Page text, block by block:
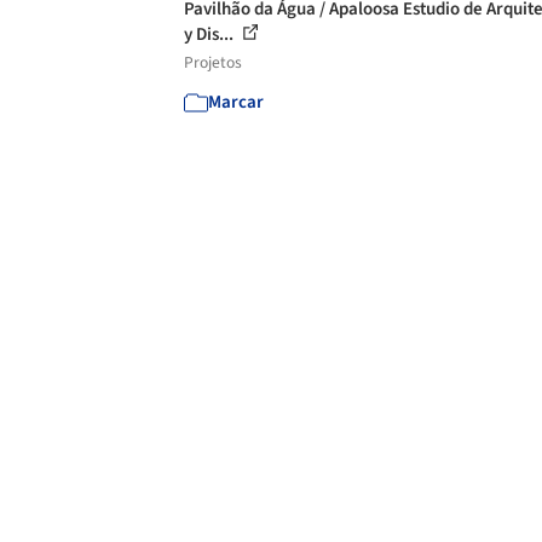
Pavilhão da Água / Apaloosa Estudio de
y Dis...
Projetos
Marcar